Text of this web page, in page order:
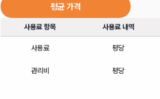
평균 가격
사용료 항목 사용료 내역
사용료 평당
관리비 평당